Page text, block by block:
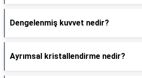
Dengelenmiş kuvvet nedir?
Ayrımsal kristallendirme nedir?